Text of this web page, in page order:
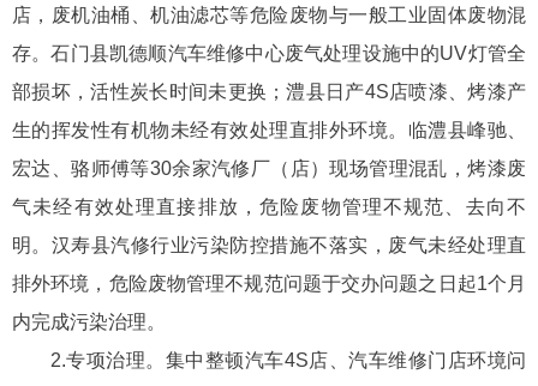
店，废机油桶、机油滤芯等危险废物与一般工业固体废物混
存。石门县凯德顺汽车维修中心废气处理设施中的UV灯管全
部损坏，活性炭长时间未更换；澧县日产4S店喷漆、烤漆产
生的挥发性有机物未经有效处理直排外环境。临澧县峰驰、
宏达、骆师傅等30余家汽修厂（店）现场管理混乱，烤漆废
气未经有效处理直接排放，危险废物管理不规范、去向不
明。汉寿县汽修行业污染防控措施不落实，废气未经处理直
排外环境，危险废物管理不规范问题于交办问题之日起1个月
内完成污染治理。
2.专项治理。集中整顿汽车4S店、汽车维修门店环境问